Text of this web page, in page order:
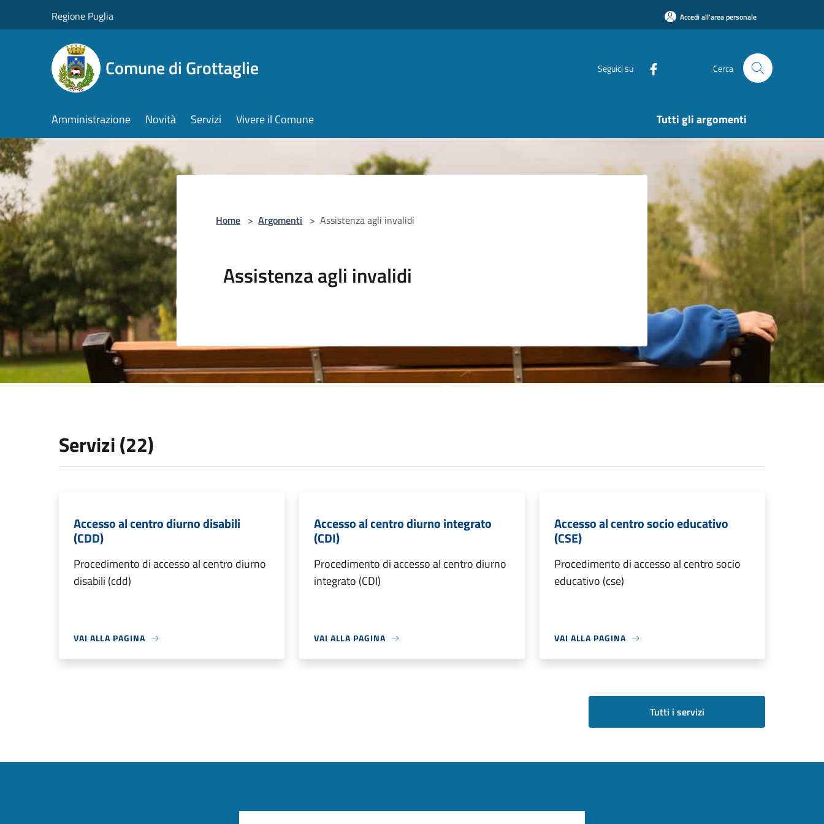
Regione Puglia Accedi all'area personale
Comune di Grottaglie Seguici su Cerca
Amministrazione Novità Servizi Vivere il Comune Tutti gli argomenti
Home > Argomenti > Assistenza agli invalidi
Assistenza agli invalidi
Servizi (22)
Accesso al centro diurno disabili
(CDD)
Procedimento di accesso al centro diurno
disabili (cdd)
VAI ALLA PAGINA
Accesso al centro diurno integrato
(CDI)
Procedimento di accesso al centro diurno
integrato (CDI)
VAI ALLA PAGINA
Accesso al centro socio educativo
(CSE)
Procedimento di accesso al centro socio
educativo (cse)
VAI ALLA PAGINA
Tutti i servizi